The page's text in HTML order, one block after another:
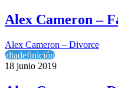
Alex Cameron –
Alex Cameron – Divorce
altadefinición
18 junio 2019